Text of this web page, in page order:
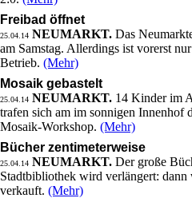
Freibad öffnet
25.04.14 NEUMARKT. Das
am Samstag. Allerdings ist vorerst
Betrieb. (Mehr)
Mosaik gebastelt
25.04.14 NEUMARKT. 14 Kinder im
trafen sich am im sonnigen Innenhof
Mosaik-Workshop. (Mehr)
Bücher zentimeterweise
25.04.14 NEUMARKT. Der große
Stadtbibliothek wird verlängert:
verkauft. (Mehr)